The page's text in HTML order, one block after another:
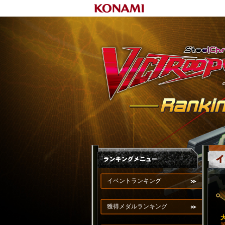
イベントランキング
獲得メダルランキング